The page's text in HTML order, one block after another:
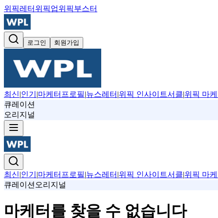
위픽레터 위픽업위픽부스터
로그인 회원가입
최신|인기 |마케터프로필|뉴스레터 |위픽 인사이트서클|위픽 마케
큐레이션
오리지널
최신|인기 |마케터프로필|뉴스레터 |위픽 인사이트서클|위픽 마케
큐레이션 오리지널
마케터를 찾을 수 없습니다